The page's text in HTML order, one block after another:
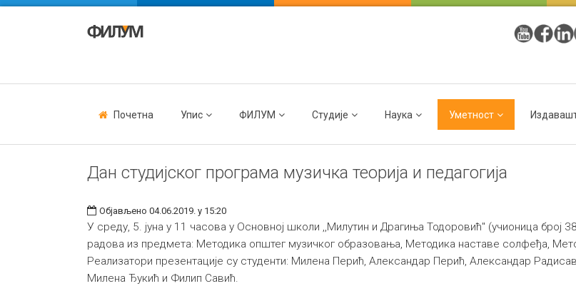
Почетна Упис ФИЛУМ Студије Наука Уметност
Дан студијског програма музичка теорија и педагогија
Објављено 04.06.2019. у 15:20
У среду, 5. јуна у 11 часова у Основној школи ,,Милутин и Драгиња Тодоровић" (учионица број
радова из предмета: Методика општег музичког образовања, Методика наставе солфеђа,
Реализатори презентације су студенти: Милена Перић, Александар Перић, Александар
Милена Ђукић и Филип Савић.